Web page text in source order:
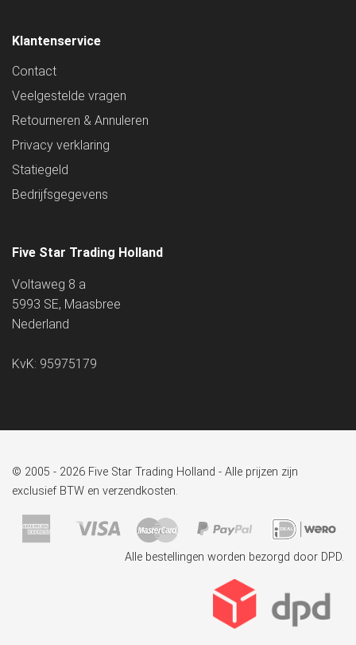
Klantenservice
Contact
Veelgestelde vragen
Retourneren & Annuleren
Privacy verklaring
Statiegeld
Bedrijfsgegevens
Five Star Trading Holland
Voltaweg 8 a
5993 SE, Maasbree
Nederland
KvK: 95975179
© 2005 - 2026 Five Star Trading Holland - Alle prijzen zijn
exclusief BTW en verzendkosten.
Alle bestellingen worden bezorgd door DPD.